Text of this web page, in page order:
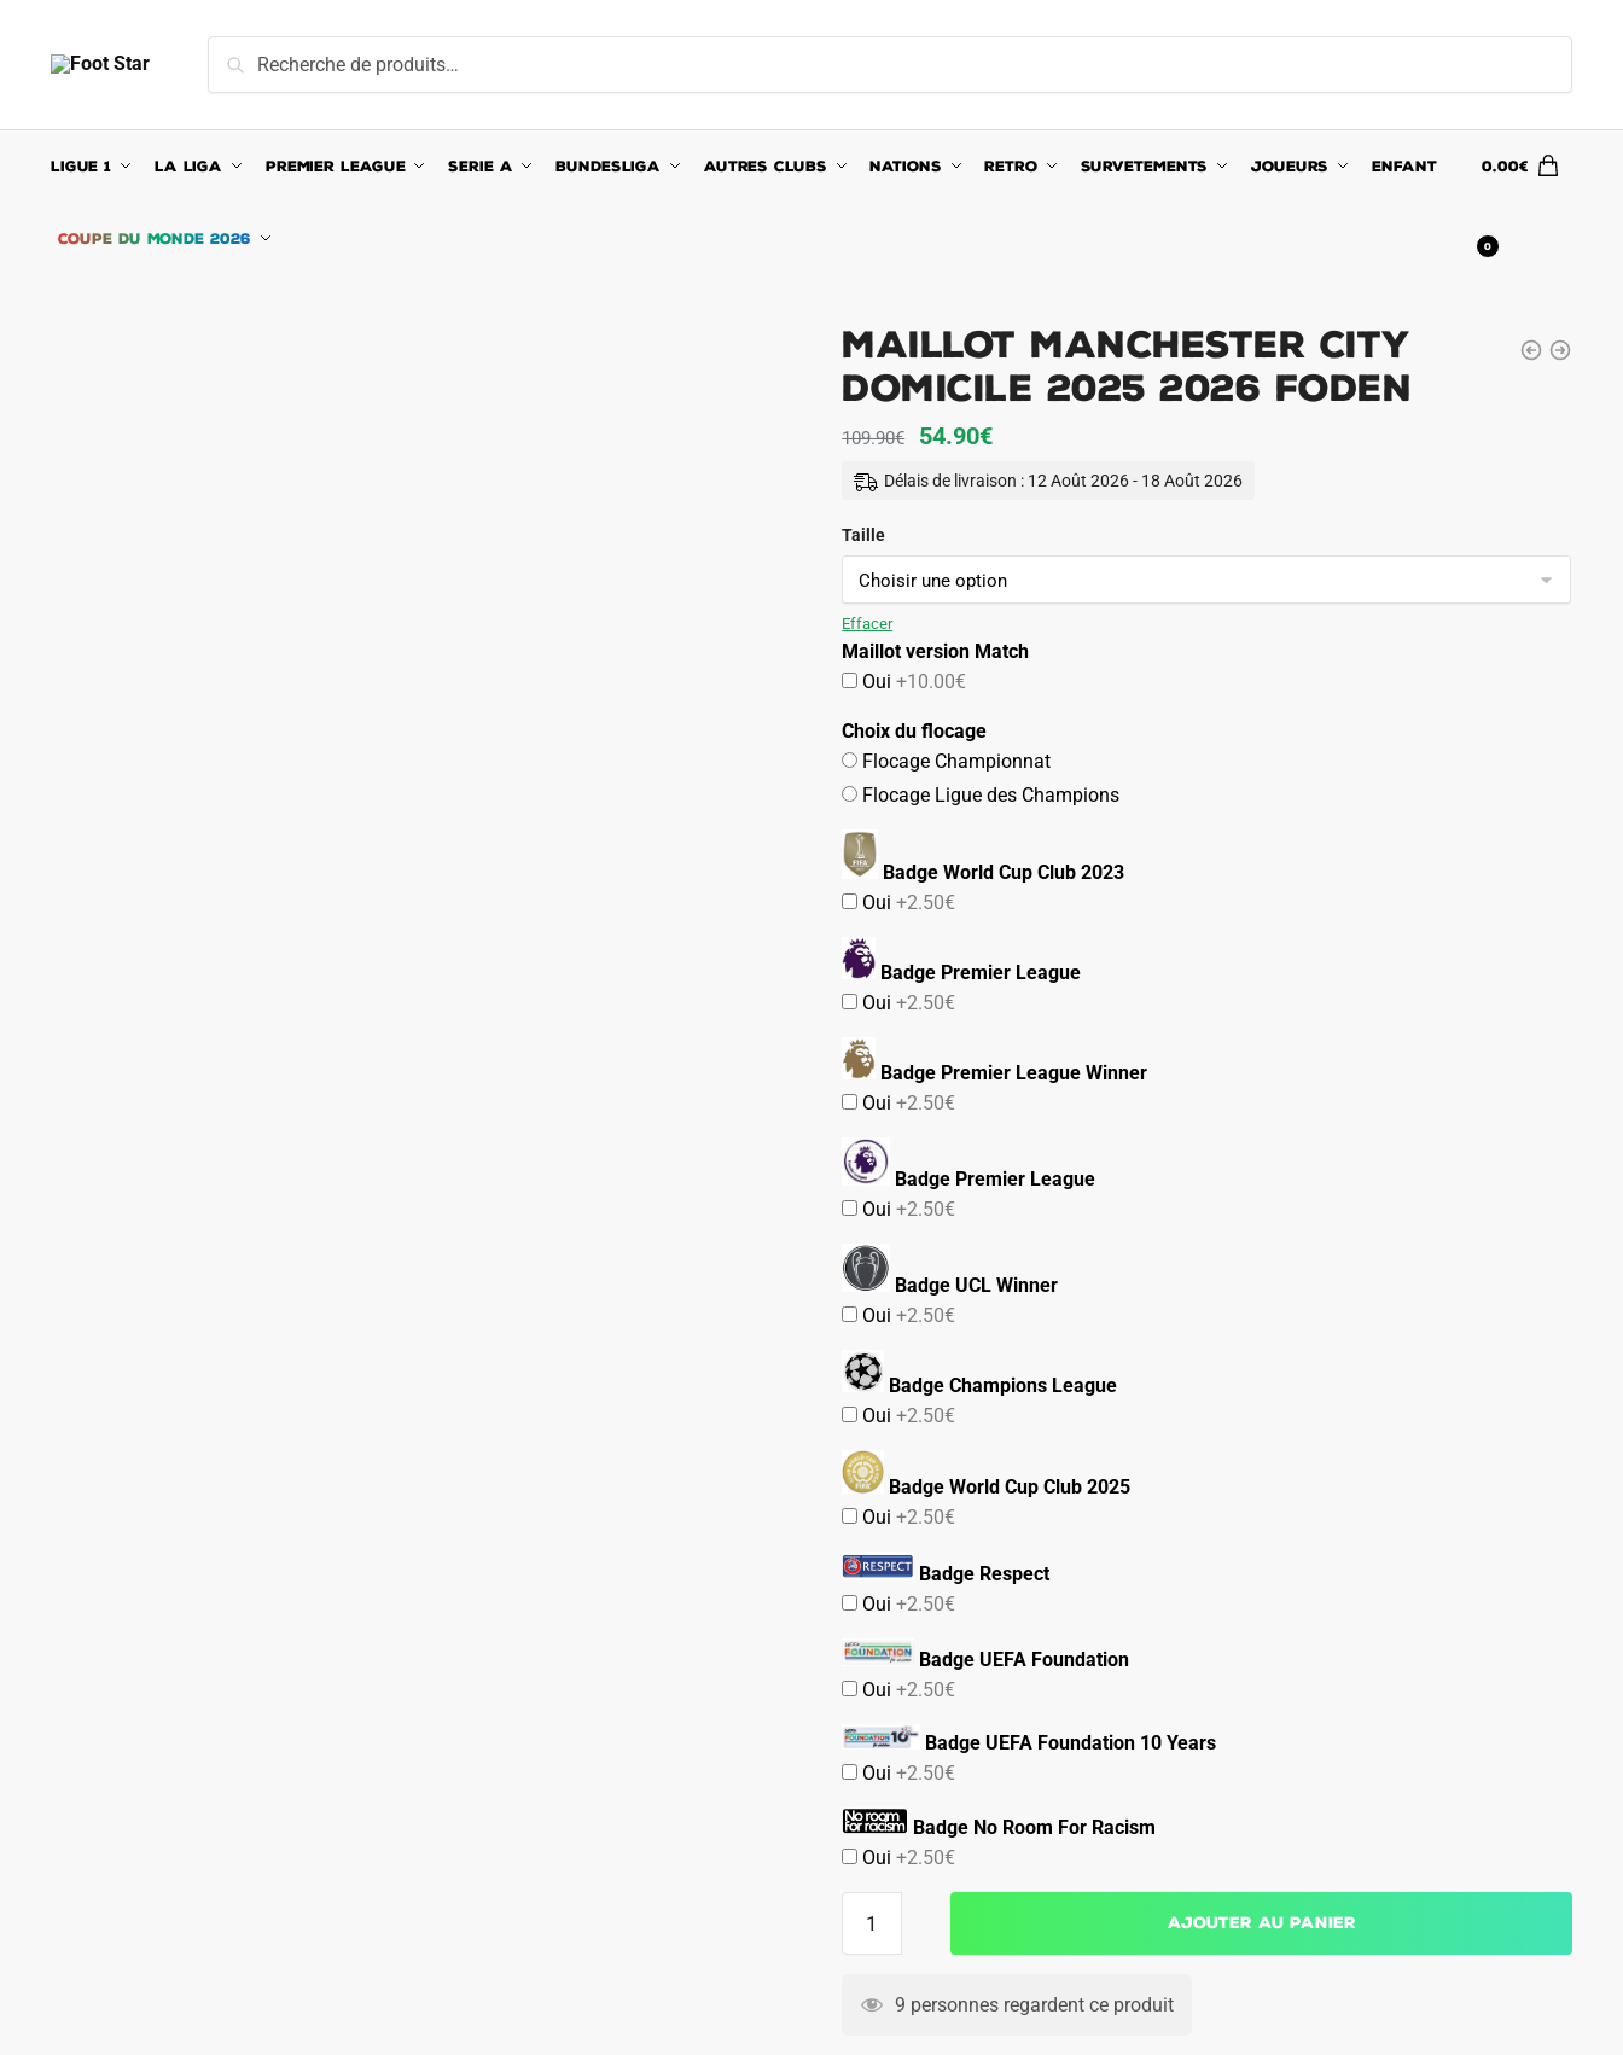
navigation
content
pour :
Recherche
LIGUE 1 LA LIGA PREMIER LEAGUE SERIE A BUNDESLIGA AUTRES CLUBS NATIONS RETRO SURVETEMENTS JOUEURS ENFANT
COUPE DU MONDE 2026
0.00€
0
Maillot Manchester City
Domicile 2025 2026 Foden
109.90€
Le
prix
109.90€.
54.90€Le
54.90€.
Délais de livraison : 12 Août 2026 - 18 Août 2026
Taille
Effacer
Maillot version Match
Oui+10.00€
Choix du flocage
Flocage Championnat
Flocage Ligue des Champions
Badge World Cup Club 2023
Oui+2.50€
Badge Premier League
Oui+2.50€
Badge Premier League Winner
Oui+2.50€
Badge Premier League
Oui+2.50€
Badge UCL Winner
Oui+2.50€
Badge Champions League
Oui+2.50€
Badge World Cup Club 2025
Oui+2.50€
Badge Respect
Oui+2.50€
Badge UEFA Foundation
Oui+2.50€
Badge UEFA Foundation 10 Years
Oui+2.50€
Badge No Room For Racism
Oui+2.50€
Manchester
Ajouter au panier
9 personnes regardent ce produit